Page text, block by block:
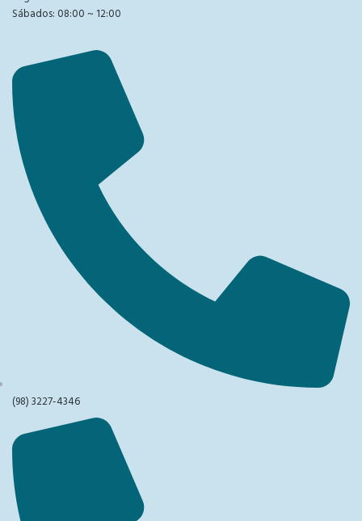
Sábados: 08:00 ~ 12:00
(98) 3227-4346